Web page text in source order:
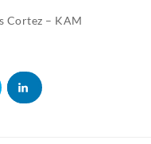
Cortez – KAM